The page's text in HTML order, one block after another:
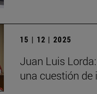
15 | 12 | 2025
Juan Luis
una cuestión de